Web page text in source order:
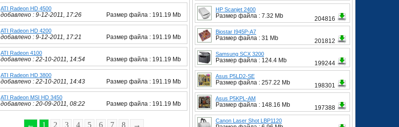
HP Scanjet 2400
Размер файла : 7.32 Mb 204816
Biostar I945P-A7
Размер файла : 31 Mb 201812
Samsung SCX 3200
Размер файла : 124.4 Mb 199244
Asus P5LD2-SE
Размер файла : 257.22 Mb 198301
Asus P5KPL-AM
Размер файла : 148.16 Mb 197388
Canon Laser Shot LBP1120
ATI Radeon HD 4500
добавлено : 9-12-2011, 17:26 Размер файла : 191.19 Mb
ATI Radeon HD 4200
добавлено : 9-12-2011, 17:21 Размер файла : 191.19 Mb
ATI Radeon 4100
добавлено : 22-10-2011, 14:54 Размер файла : 191.19 Mb
ATI Radeon HD 3800
добавлено : 22-10-2011, 14:43 Размер файла : 191.19 Mb
ATI Radeon MSI HD 3450
добавлено : 20-09-2011, 08:22 Размер файла : 191.19 Mb
← 1 2 3 4 5 6 7 8 →